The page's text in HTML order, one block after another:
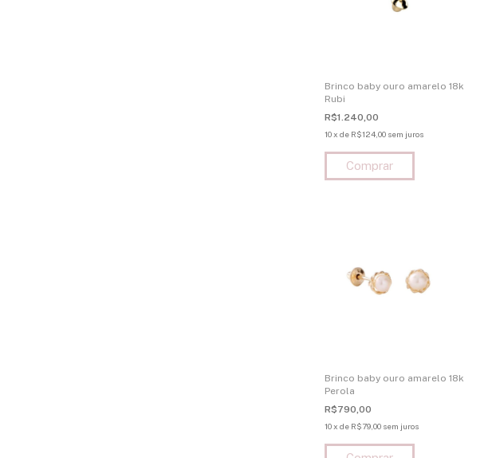
Brinco baby ouro amarelo 18k
Rubi
R$1.240,00
10x de R$124,00 sem juros
Brinco baby ouro amarelo 18k
Perola
R$790,00
10x de R$79,00 sem juros